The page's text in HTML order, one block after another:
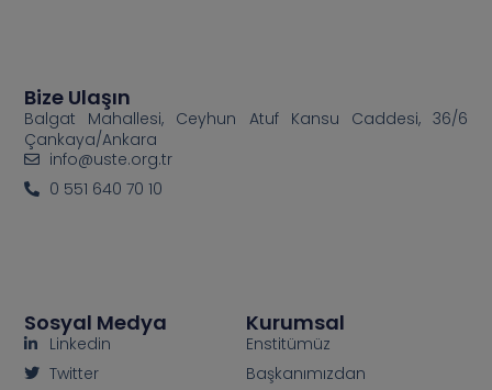
Kurumsal
Enstitümüz
Başkanımızdan
Sosyal Medya
Linkedin
Twitter
Bize Ulaşın
Balgat Mahallesi, Ceyhun Atuf Kansu Caddesi, 36/6
Çankaya/Ankara
info@uste.org.tr
0 551 640 70 10